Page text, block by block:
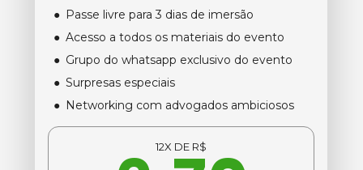
Passe livre para 3 dias de imersão
Acesso a todos os materiais do evento
Grupo do whatsapp exclusivo do evento
Surpresas especiais
Networking com advogados ambiciosos
12X DE R$